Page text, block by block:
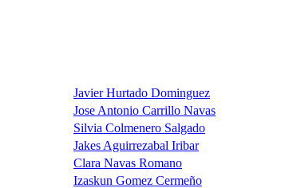
Javier Hurtado Dominguez
Jose Antonio Carrillo Navas
Silvia Colmenero Salgado
Jakes Aguirrezabal Iribar
Clara Navas Romano
Izaskun Gomez Cermeño